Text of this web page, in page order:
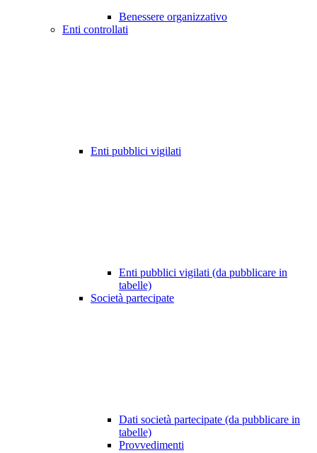
Benessere organizzativo
Enti controllati
Enti pubblici vigilati
Enti pubblici vigilati (da pubblicare in
tabelle)
Società partecipate
Dati società partecipate (da pubblicare in
tabelle)
Provvedimenti